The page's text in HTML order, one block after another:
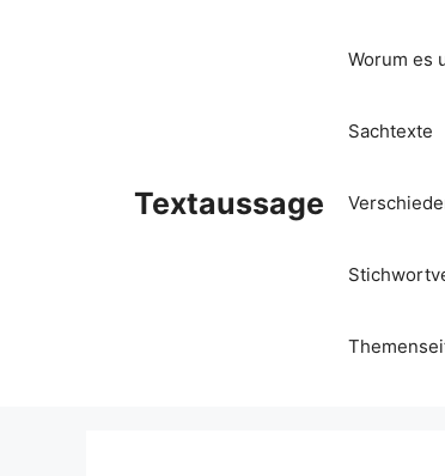
Textaussage
Worum es
Sachtexte